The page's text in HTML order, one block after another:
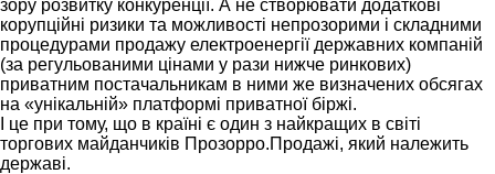
зору розвитку конкуренції. А не створювати додаткові
корупційні ризики та можливості непрозорими і складними
процедурами продажу електроенергії державних компаній
(за регульованими цінами у рази нижче ринкових)
приватним постачальникам в ними же визначених обсягах
на «унікальній» платформі приватної біржі.
І це при тому, що в країні є один з найкращих в світі
торгових майданчиків Прозорро.Продажі, який належить
державі.